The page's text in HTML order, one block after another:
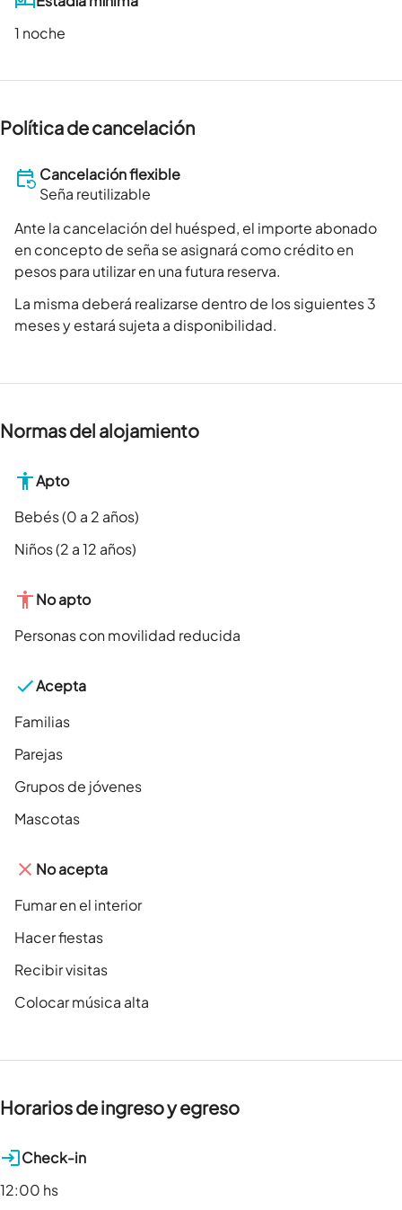
1 noche
Política de cancelación
Cancelación flexible
Seña reutilizable
Ante la cancelación del huésped, el importe abonado
en concepto de seña se asignará como crédito en
pesos para utilizar en una futura reserva.
La misma deberá realizarse dentro de los siguientes 3
meses y estará sujeta a disponibilidad.
Normas del alojamiento
Apto
Bebés (0 a 2 años)
Niños (2 a 12 años)
No apto
Personas con movilidad reducida
Acepta
Familias
Parejas
Grupos de jóvenes
Mascotas
No acepta
Fumar en el interior
Hacer fiestas
Recibir visitas
Colocar música alta
Horarios de ingreso y egreso
Check-in
12:00 hs